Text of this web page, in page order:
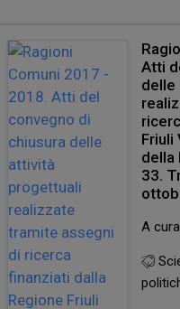
Atti
delle
Friuli
della
33.
A